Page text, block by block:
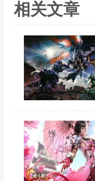
相关文章